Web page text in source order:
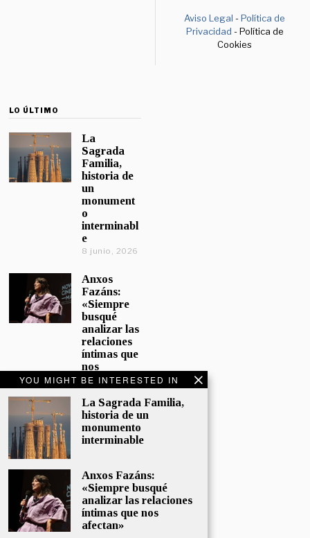
YOU MIGHT BE INTERESTED IN
La Sagrada Familia,
historia de un
monumento
interminable
Anxos Fazáns:
«Siempre busqué
analizar las relaciones
íntimas que nos
afectan»
Aviso Legal -Política de
Privacidad - Política de
Cookies
LO ÚLTIMO
La
Sagrada
Familia,
historia de
un
monument
o
interminabl
e
8 junio, 2026
Anxos
Fazáns:
«Siempre
busqué
analizar las
relaciones
íntimas que
nos
afectan»
5 junio, 2026
El hijo de la
cómica, el
homenaje
Sacristán a
Fernán
Gómez
28 mayo,
2026